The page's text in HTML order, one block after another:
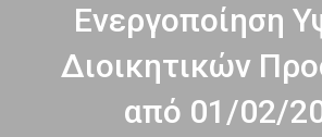
Ενεργοποίηση
Διοικητικών
από 01/02/